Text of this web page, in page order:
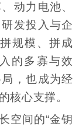
动力电池、
发投入与企
规模、拼成
的多寡与效
，也成为经
核心支撑。
空间的“金钥